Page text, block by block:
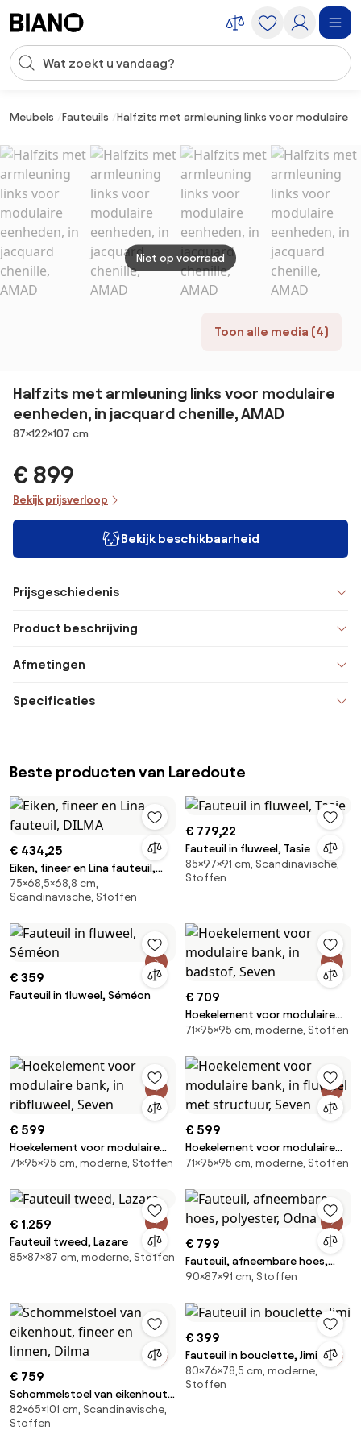
Zoekopdracht invoeren
Meubels Fauteuils Halfzits met armleuning links voor modulaire
Toon alle media (4)
Niet op voorraad
Halfzits met armleuning links voor modulaire
eenheden, in jacquard chenille, AMAD
Afmetingen
87×122×107 cm
€ 899
Bekijk prijsverloop
Bekijk beschikbaarheid
Prijsgeschiedenis
Product beschrijving
Afmetingen
Specificaties
Beste producten van Laredoute
€ 434,25
Eiken, fineer en Lina fauteuil,
DILMA
75×68,5×68,8 cm,
Scandinavische, Stoffen
€ 779,22
Fauteuil in fluweel, Tasie
85×97×91 cm, Scandinavische,
Stoffen
€ 359
Fauteuil in fluweel, Séméon € 709
Hoekelement voor modulaire
bank, in badstof, Seven
71×95×95 cm, moderne, Stoffen
€ 599
Hoekelement voor modulaire
bank, in ribfluweel, Seven
71×95×95 cm, moderne, Stoffen
€ 599
Hoekelement voor modulaire
bank, in fluweel met structuur,
71×95×95 cm, moderne, Stoffen
€ 1.259
Fauteuil tweed, Lazare
85×87×87 cm, moderne, Stoffen
€ 799
Fauteuil, afneembare hoes,
polyester, Odna
90×87×91 cm, Stoffen
€ 759
Schommelstoel van eikenhout,
fineer en linnen, Dilma
82×65×101 cm, Scandinavische,
Stoffen
€ 399
Fauteuil in bouclette, Jimi
80×76×78,5 cm, moderne,
Stoffen